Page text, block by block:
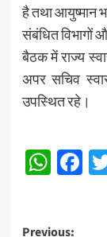
है तथा आयुष्मान
संबंधित विभागों
बैठक में राज्य
अपर सचिव
उपस्थित रहे।
Post
Previous: